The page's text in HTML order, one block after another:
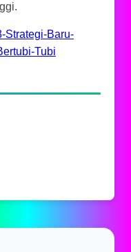
Strategi-Baru-
Tubi